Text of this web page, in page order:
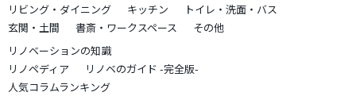
リビング・ダイニング
キッチン
トイレ・洗面・バス
玄関・土間
書斎・ワークスペース
その他
リノベーションの知識
リノペディア
リノベのガイド -完全版-
人気コラムランキング